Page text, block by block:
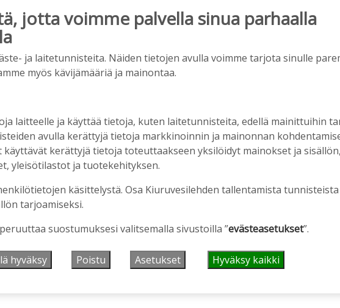
12:26
lisäksi tarvitaan myös rahanhankkijoita
Aku
Tämän
aikojen
jotta voimme palvella sinua parhaalla
ja laitetunnisteita. Näiden tietojen avulla voimme tarjota sinulle
myös kävijämääriä ja mainontaa.
laitteelle ja käyttää tietoja, kuten laitetunnisteita, edellä mainittuihin
avulla kerättyjä tietoja markkinoinnin ja mainonnan
kerättyjä tietoja toteuttaakseen yksilöidyt mainokset ja
yleisötilastot ja tuotekehityksen.
käsittelystä. Osa Kiuruvesilehden tallentamista
tarjoamiseksi.
suostumuksesi valitsemalla sivustoilla ”evästeasetukset”.
hyväksy Poistu Asetukset Hyväksy kaikki